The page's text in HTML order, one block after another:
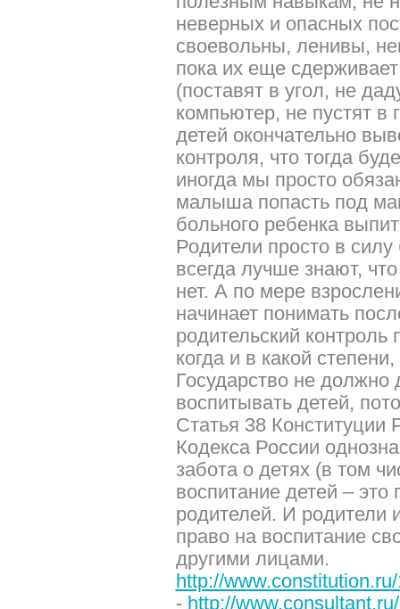
неверных и опасных
своевольны, ленивы,
пока их еще
(поставят в угол, не
компьютер, не пустят в
детей окончательно
контроля, что тогда
иногда мы просто
малыша попасть под
больного ребенка
Родители просто в
всегда лучше знают,
нет. А по мере
начинает понимать
родительский контроль
когда и в какой
Государство не должно
воспитывать детей,
Статья 38 Конституции
Кодекса России
забота о детях (в том
воспитание детей – это
родителей. И родители
право на воспитание
другими лицами.
http://
- http://